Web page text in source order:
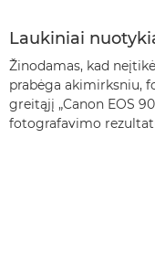
Laukiniai
Žinodamas, kad
prabėga akimirksniu,
greitąjį „Canon EOS
fotografavimo